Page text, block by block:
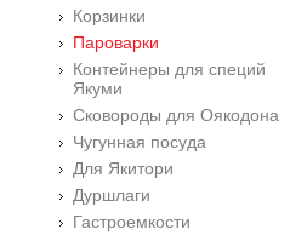
Корзинки
Пароварки
Контейнеры для специй
Якуми
Сковороды для Оякодона
Чугунная посуда
Для Якитори
Дуршлаги
Гастроемкости